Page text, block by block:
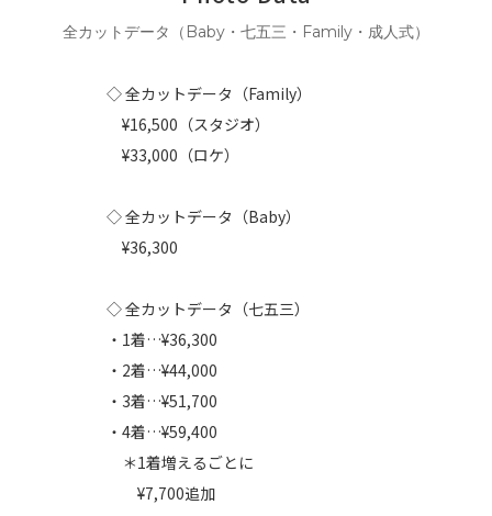
全カットデータ（Baby・七五三・Family・成人式）
◇ 全カットデータ（Family）
¥16,500（スタジオ）
¥33,000（ロケ）
◇ 全カットデータ（Baby）
¥36,300
◇ 全カットデータ（七五三）
・1着…¥36,300
・2着…¥44,000
・3着…¥51,700
・4着…¥59,400
＊1着増えるごとに
¥7,700追加